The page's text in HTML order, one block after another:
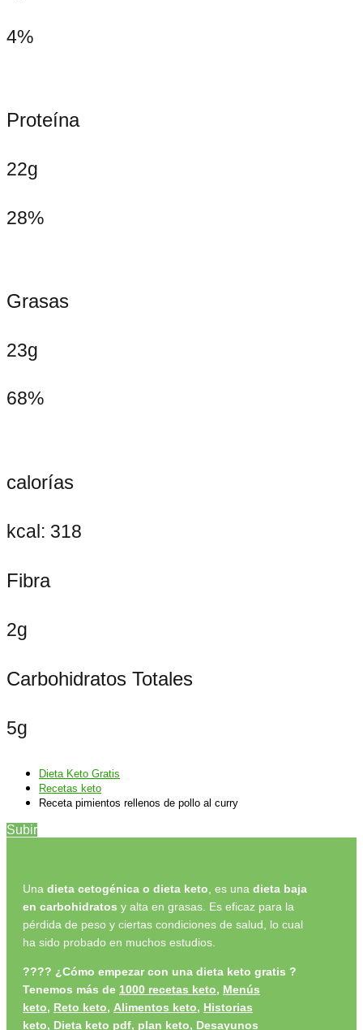
4%
Proteína
22g
28%
Grasas
23g
68%
calorías
kcal: 318
Fibra
2g
Carbohidratos Totales
5g
Dieta Keto Gratis
Recetas keto
Receta pimientos rellenos de pollo al curry
Subir
Una dieta cetogénica o dieta keto , es una dieta baja
en carbohidratos y alta en grasas. Es eficaz para la
pérdida de peso y ciertas condiciones de salud, lo cual
ha sido probado en muchos estudios.
???? ¿Cómo empezar con una dieta keto gratis ?
Tenemos más de 1000 recetas keto, Menús
keto, Reto keto, Alimentos keto, Historias
keto, Dieta keto pdf, plan keto, Desayunos